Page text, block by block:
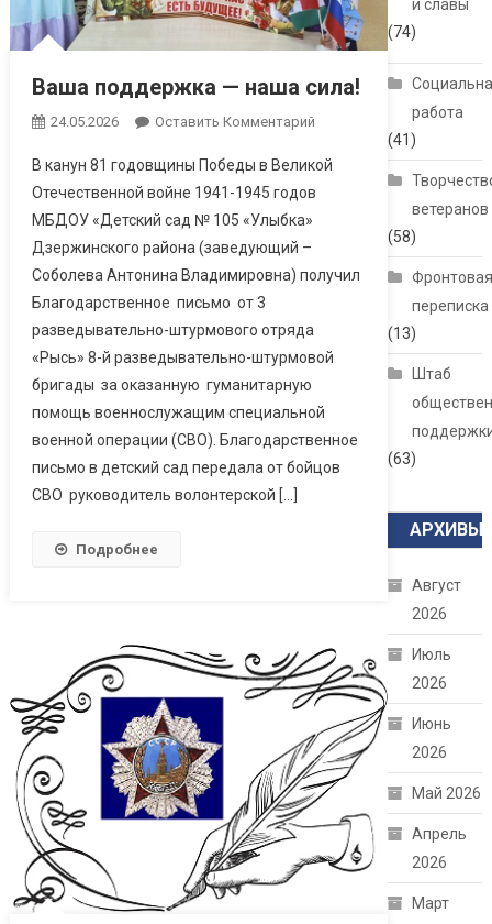
Ваша поддержка — наша сила!
24.05.2026 Оставить Комментарий
В канун 81 годовщины Победы в Великой
Отечественной войне 1941-1945 годов
МБДОУ «Детский сад № 105 «Улыбка»
Дзержинского района (заведующий –
Соболева Антонина Владимировна) получил
Благодарственное письмо от 3
разведывательно-штурмового отряда
«Рысь» 8-й разведывательно-штурмовой
бригады за оказанную гуманитарную
помощь военнослужащим специальной
военной операции (СВО). Благодарственное
письмо в детский сад передала от бойцов
СВО руководитель волонтерской […]
Подробнее
и славы
(74)
работа
(41)
ветеранов
(58)
переписка
(13)
Штаб
(63)
АРХИВЫ
Август
2026
Июль
2026
Июнь
2026
Май 2026
Апрель
2026
Март